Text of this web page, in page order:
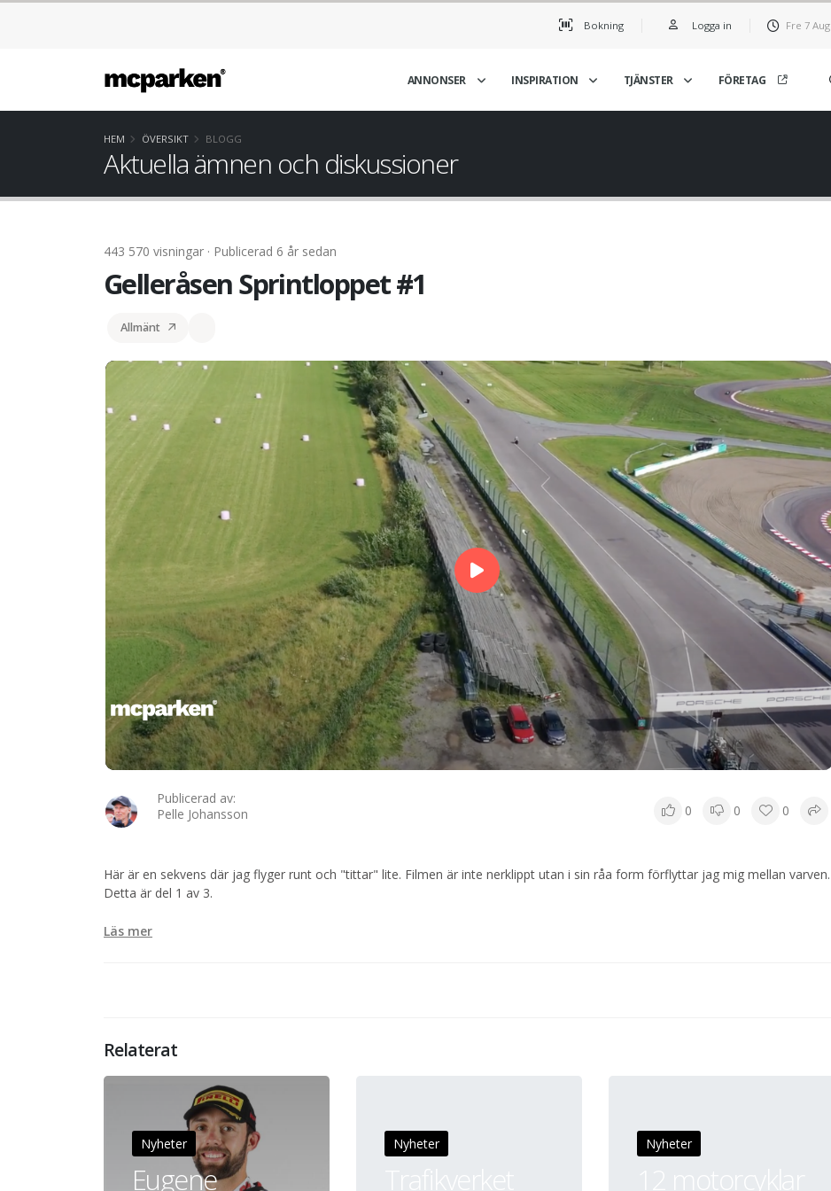
Bokning Logga in Fre 7 Aug
ANNONSER INSPIRATION TJÄNSTER FÖRETAG
HEM ÖVERSIKT BLOGG
Aktuella ämnen och diskussioner
443 570 visningar · Publicerad 6 år sedan
Gelleråsen Sprintloppet #1
Allmänt
00:00 00:00
Gelleråsen Sprintloppet #1 Gelleråsen Sprintloppet #1
Här är en sekvens där jag flyger
runt och 'tittar' lite. Filmen ä
Publicerad av:
Pelle Johansson
0 0 0
Här är en sekvens där jag flyger runt och "tittar" lite. Filmen är inte nerklippt utan i sin råa form förflyttar jag mig mellan varven.
Detta är del 1 av 3.
Läs mer
Relaterat
Nyheter
Eugene
Nyheter Nyheter